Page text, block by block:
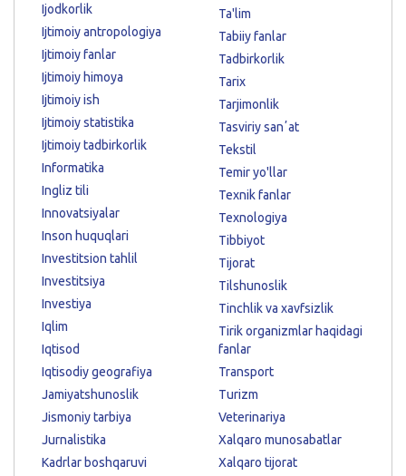
Ijodkorlik
Ijtimoiy antropologiya
Ijtimoiy fanlar
Ijtimoiy himoya
Ijtimoiy ish
Ijtimoiy statistika
Ijtimoiy tadbirkorlik
Informatika
Ingliz tili
Innovatsiyalar
Inson huquqlari
Investitsion tahlil
Investitsiya
Investiya
Iqlim
Iqtisod
Iqtisodiy geografiya
Jamiyatshunoslik
Jismoniy tarbiya
Jurnalistika
Kadrlar boshqaruvi
Ta'lim
Tabiiy fanlar
Tadbirkorlik
Tarix
Tarjimonlik
Tasviriy sanʼat
Tekstil
Temir yo'llar
Texnik fanlar
Texnologiya
Tibbiyot
Tijorat
Tilshunoslik
Tinchlik va xavfsizlik
Tirik organizmlar haqidagi
fanlar
Transport
Turizm
Veterinariya
Xalqaro munosabatlar
Xalqaro tijorat